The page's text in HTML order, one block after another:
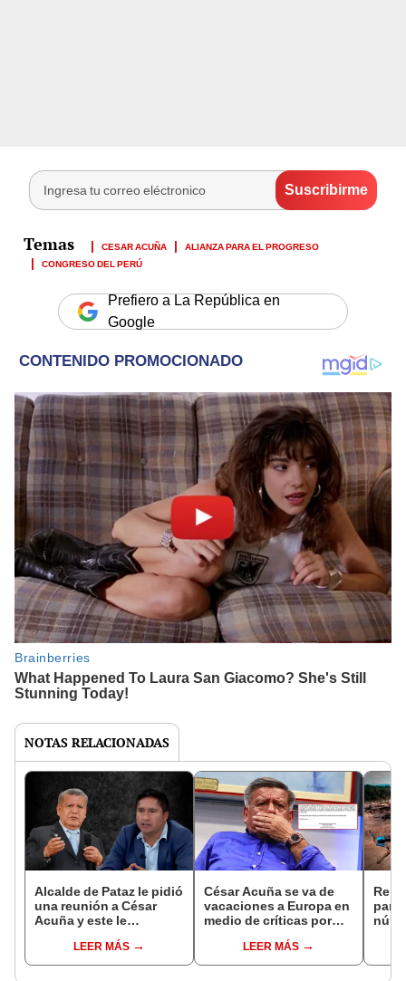
CESAR ACUÑA
ALIANZA PARA EL PROGRESO
CONGRESO DEL PERÚ
Prefiero a La República en
Google
NOTAS RELACIONADAS
Alcalde de Pataz le pidió
una reunión a César
Acuña y este le
atenderlo "el 8 de junio"
LEER MÁS
César Acuña se va de
vacaciones a Europa en
medio de críticas por
LEER MÁS